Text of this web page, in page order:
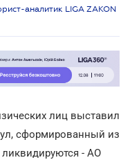
аналитик LIGA ZAKON
лиц выставил
, сформированный из
- АО